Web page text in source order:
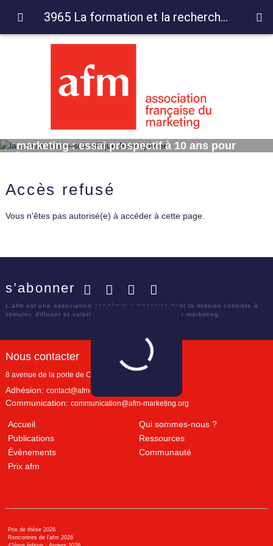
marketing : essai prospectif à 10 ans pour
l'Europe
Accès refusé
Vous n'êtes pas autorisé(e) à accéder à cette page.
s’abonner
L'afm est une association académique française dont la mission consiste à
stimuler, diffuser et valoriser le savoir scientifique en marketing.
Nous contacter
8 avenue de la porte de Champerret
Adhésion: contact@afm-marketing.org
Communication: communication@afm-marketing.org
Accueil
Qui sommes-nous ?
Publications
Ressources
Évènements
Communauté
Prix afm
Prix de thèse 2026
Rencontres de l'afm 2026
3965 La formation et la recherche en marketing : essai prospectif à 10 ans pour l'Europe